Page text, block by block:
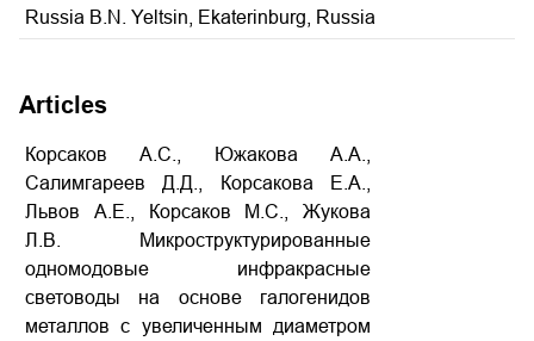
Russia B.N. Yeltsin, Ekaterinburg, Russia
Articles
Корсаков А.С., Южакова А.А.,
Салимгареев Д.Д., Корсакова Е.А.,
Львов А.Е., Корсаков М.С., Жукова
Л.В. Микроструктурированные
одномодовые инфракрасные
световоды на основе галогенидов
металлов с увеличенным диаметром